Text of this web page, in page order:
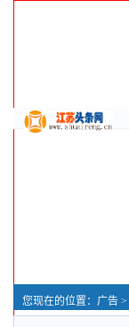
您现在的位置： 广告 >